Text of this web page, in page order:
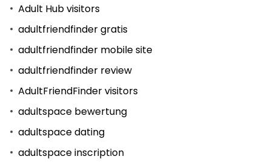
Adult Hub visitors
adultfriendfinder gratis
adultfriendfinder mobile site
adultfriendfinder review
AdultFriendFinder visitors
adultspace bewertung
adultspace dating
adultspace inscription